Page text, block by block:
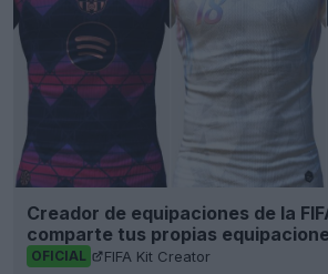
Creador de equipaciones de la
comparte tus propias
OFICIAL FIFA Kit Creator